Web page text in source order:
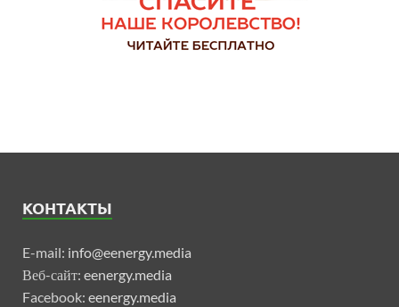
КОНТАКТЫ
E-mail: info@eenergy.media
Веб-сайт: eenergy.media
Facebook: eenergy.media